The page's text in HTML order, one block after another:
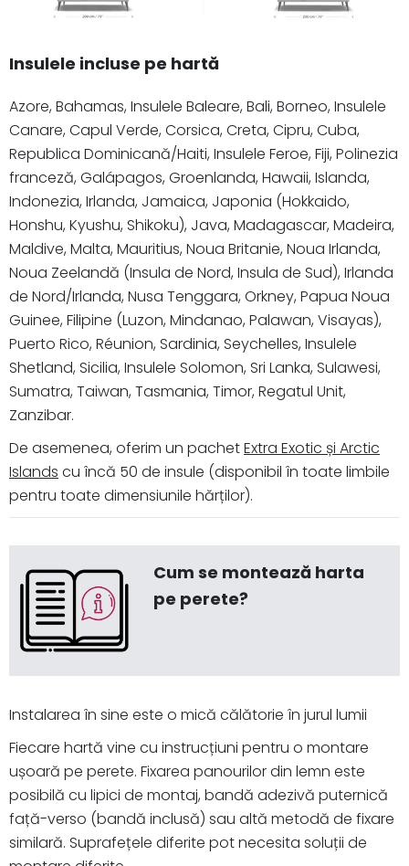
Insulele incluse pe hartă
Azore, Bahamas, Insulele Baleare, Bali, Borneo, Insulele
Canare, Capul Verde, Corsica, Creta, Cipru, Cuba,
Republica Dominicană/Haiti, Insulele Feroe, Fiji, Polinezia
franceză, Galápagos, Groenlanda, Hawaii, Islanda,
Indonezia, Irlanda, Jamaica, Japonia (Hokkaido,
Honshu, Kyushu, Shikoku), Java, Madagascar, Madeira,
Maldive, Malta, Mauritius, Noua Britanie, Noua Irlanda,
Noua Zeelandă (Insula de Nord, Insula de Sud), Irlanda
de Nord/Irlanda, Nusa Tenggara, Orkney, Papua Noua
Guinee, Filipine (Luzon, Mindanao, Palawan, Visayas),
Puerto Rico, Réunion, Sardinia, Seychelles, Insulele
Shetland, Sicilia, Insulele Solomon, Sri Lanka, Sulawesi,
Sumatra, Taiwan, Tasmania, Timor, Regatul Unit,
Zanzibar.
De asemenea, oferim un pachetExtra Exotic și Arctic
Islands cu încă 50 de insule (disponibil în toate limbile
pentru toate dimensiunile hărților).
Cum se montează harta
pe perete?
Instalarea în sine este o mică călătorie în jurul lumii
Fiecare hartă vine cu instrucțiuni pentru o montare
ușoară pe perete. Fixarea panourilor din lemn este
posibilă cu lipici de montaj, bandă adezivă puternică
față-verso (bandă inclusă) sau altă metodă de fixare
similară. Suprafețele diferite pot necesita soluții de